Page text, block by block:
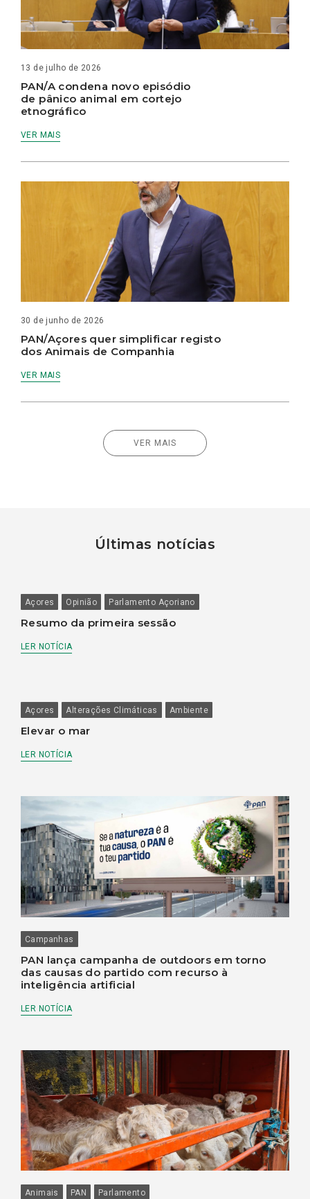
13 de julho de 2026
PAN/A condena novo episódio
de pânico animal em cortejo
etnográfico
VER MAIS
30 de junho de 2026
PAN/Açores quer simplificar registo
dos Animais de Companhia
VER MAIS
VER MAIS
Últimas notícias
Açores Opinião Parlamento Açoriano
Resumo da primeira sessão
LER NOTÍCIA
Açores Alterações Climáticas Ambiente
Elevar o mar
LER NOTÍCIA
Campanhas
PAN lança campanha de outdoors em torno
das causas do partido com recurso à
inteligência artificial
LER NOTÍCIA
Animais PAN Parlamento